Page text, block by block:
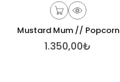
Mustard Mum // Popcorn
1.350,00₺